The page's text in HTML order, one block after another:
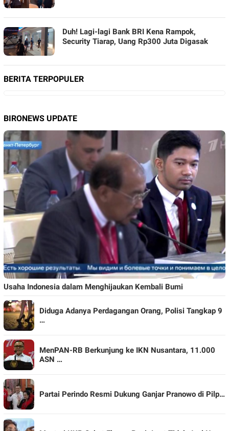
Duh! Lagi-lagi Bank BRI Kena Rampok,
Security Tiarap, Uang Rp300 Juta Digasak
BERITA TERPOPULER
BIRONEWS UPDATE
Usaha Indonesia dalam Menghijaukan Kembali Bumi
Diduga Adanya Perdagangan Orang, Polisi Tangkap 9
…
MenPAN-RB Berkunjung ke IKN Nusantara, 11.000
ASN …
Partai Perindo Resmi Dukung Ganjar Pranowo di Pilp…